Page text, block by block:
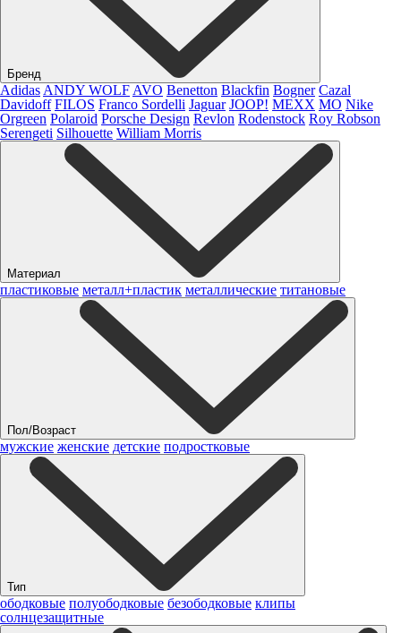
Бренд
Adidas ANDY WOLF AVO Benetton Blackfin Bogner Cazal
Davidoff FILOS Franco Sordelli Jaguar JOOP! MEXX MO Nike
Orgreen Polaroid Porsche Design Revlon Rodenstock Roy Robson
Serengeti Silhouette William Morris
Материал
пластиковые металл+пластик металлические титановые
Пол/Возраст
мужские женские детские подростковые
Тип
ободковые полуободковые безободковые клипы
солнцезащитные